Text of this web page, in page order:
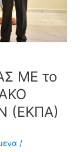
ΜΕ το
(ΕΚΠΑ)
/